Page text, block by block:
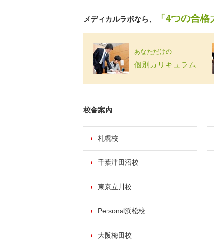
メディカルラボなら、 「4つの合格
あなただけの
個別カリキュラム
校舎案内
札幌校
千葉津田沼校
東京立川校
Personal浜松校
大阪梅田校